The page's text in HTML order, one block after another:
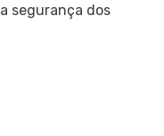
segurança dos